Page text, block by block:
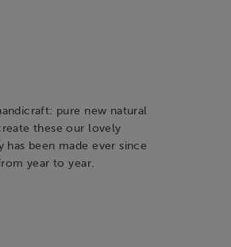
pure new natural
these our lovely
has been made ever since
year to year.